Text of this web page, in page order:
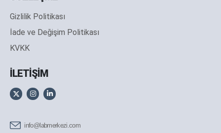
Gizlilik Politikası
İade ve Değişim Politikası
KVKK
İLETİŞİM
info@labmerkezi.com